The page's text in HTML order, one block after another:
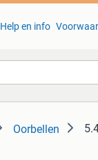
Help en info
Oorbellen